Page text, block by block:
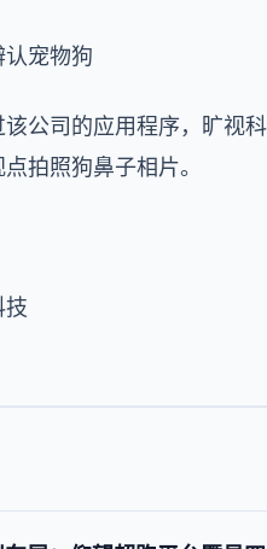
宠物狗
公司的应用程序，旷视
拍照狗鼻子相片。
技